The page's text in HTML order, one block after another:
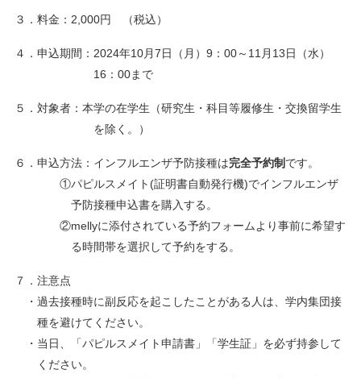
３．料金：2,000円 （税込）
４．申込期間：2024年10月7日（月）9：00～11月13日（水）
16：00まで
５．対象者：本学の在学生（研究生・科目等履修生・交換留学生
を除く。）
６．申込方法：インフルエンザ予防接種は完全予約制 です。
①パピルスメイト(証明書自動発行機)でインフルエンザ
予防接種申込書を購入する。
②mellyに添付されている予約フォームより事前に希望す
る時間帯を選択して予約をする。
７．注意点
・過去接種時に副反応を起こしたことがある人は、学内集団接
種を避けてください。
・当日、「パピルスメイト申請書」「学生証」を必ず持参して
ください。